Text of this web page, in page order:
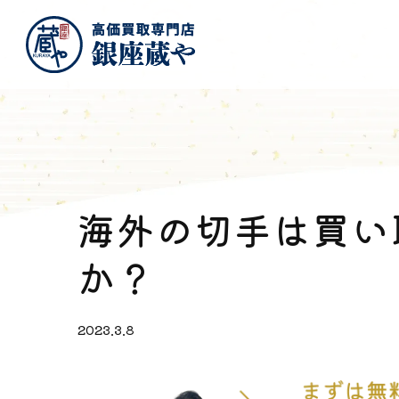
海外の切手は買
か？
2023.3.8